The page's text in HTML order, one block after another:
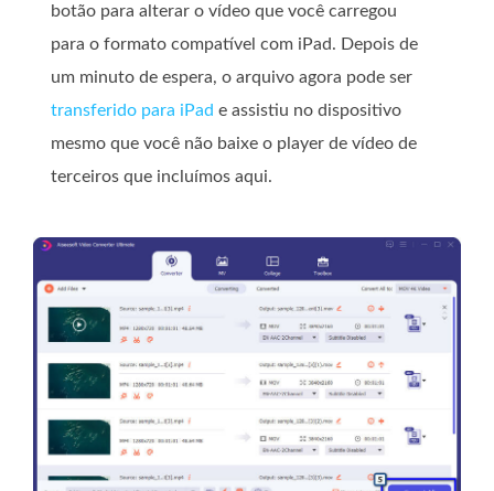
botão para alterar o vídeo que você carregou
para o formato compatível com iPad. Depois de
um minuto de espera, o arquivo agora pode ser
transferido para iPad e assistiu no dispositivo
mesmo que você não baixe o player de vídeo de
terceiros que incluímos aqui.